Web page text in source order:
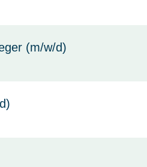
(m/w/d)